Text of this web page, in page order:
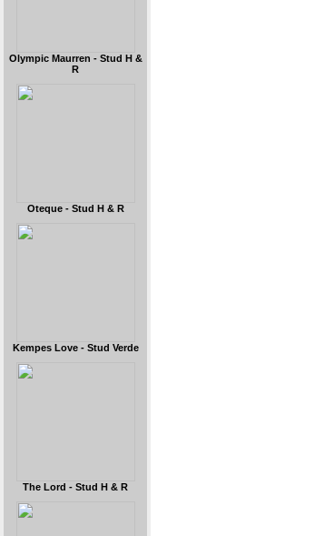
Olympic Maurren - Stud H &
R
Oteque - Stud H & R
Kempes Love - Stud Verde
The Lord - Stud H & R